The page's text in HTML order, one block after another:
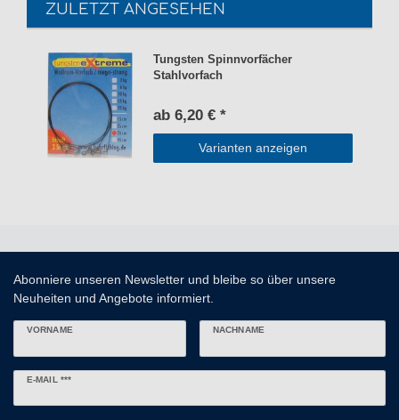
ZULETZT ANGESEHEN
Tungsten Spinnvorfächer
Stahlvorfach
ab 6,20 € *
Varianten anzeigen
Abonniere unseren Newsletter und bleibe so über unsere
Neuheiten und Angebote informiert.
VORNAME NACHNAME
E-MAIL ***
Newsletter